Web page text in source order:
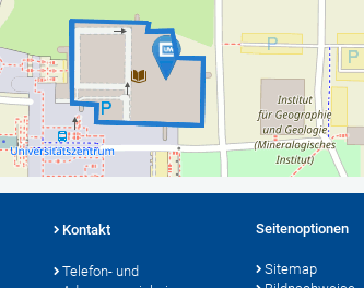
Kontakt
Telefon- und
Seitenoptionen
Sitemap